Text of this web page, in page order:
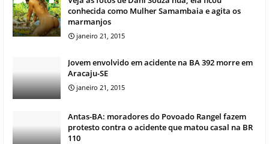
conhecida como Mulher Samambaia e agita os
marmanjos
janeiro 21, 2015
Jovem envolvido em acidente na BA 392 morre em
Aracaju-SE
janeiro 21, 2015
Antas-BA: moradores do Povoado Rangel fazem
protesto contra o acidente que matou casal na BR
110